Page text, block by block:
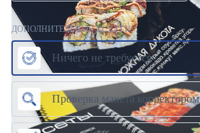
ДОПОЛНИТЕЛЬНЫЕ УСЛУГИ
Ничего не требуется
Проверка макета корректором